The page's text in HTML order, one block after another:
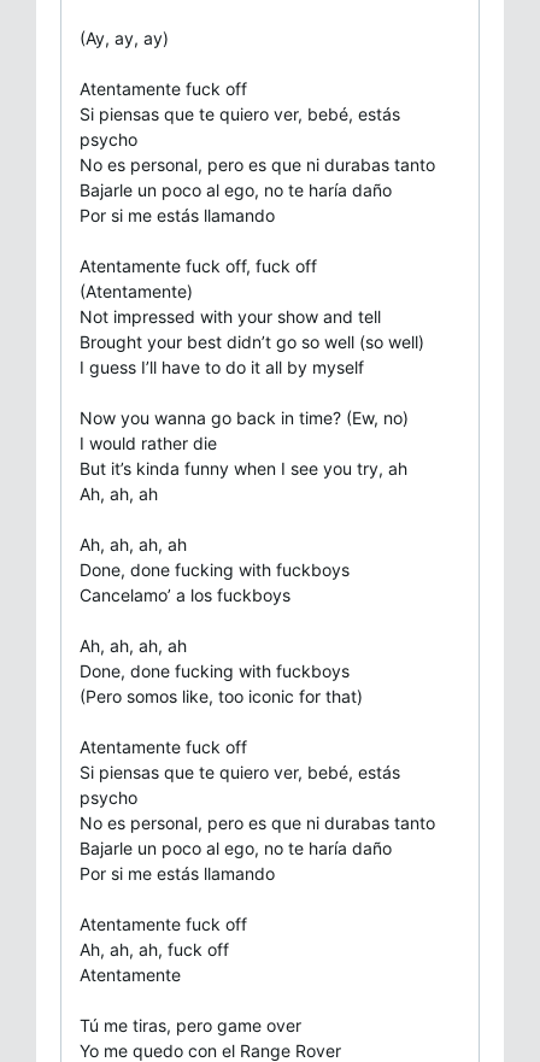
(Ay, ay, ay)
Atentamente fuck off
Si piensas que te quiero ver, bebé, estás
psycho
No es personal, pero es que ni durabas tanto
Bajarle un poco al ego, no te haría daño
Por si me estás llamando
Atentamente fuck off, fuck off
(Atentamente)
Not impressed with your show and tell
Brought your best didn’t go so well (so well)
I guess I’ll have to do it all by myself
Now you wanna go back in time? (Ew, no)
I would rather die
But it’s kinda funny when I see you try, ah
Ah, ah, ah
Ah, ah, ah, ah
Done, done fucking with fuckboys
Cancelamo’ a los fuckboys
Ah, ah, ah, ah
Done, done fucking with fuckboys
(Pero somos like, too iconic for that)
Atentamente fuck off
Si piensas que te quiero ver, bebé, estás
psycho
No es personal, pero es que ni durabas tanto
Bajarle un poco al ego, no te haría daño
Por si me estás llamando
Atentamente fuck off
Ah, ah, ah, fuck off
Atentamente
Tú me tiras, pero game over
Yo me quedo con el Range Rover